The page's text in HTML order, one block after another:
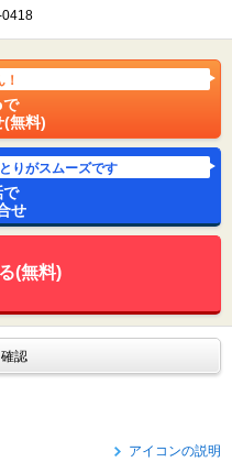
0418
で
(無料)
りがスムーズです
で
せ
(無料)
認
アイコンの説明